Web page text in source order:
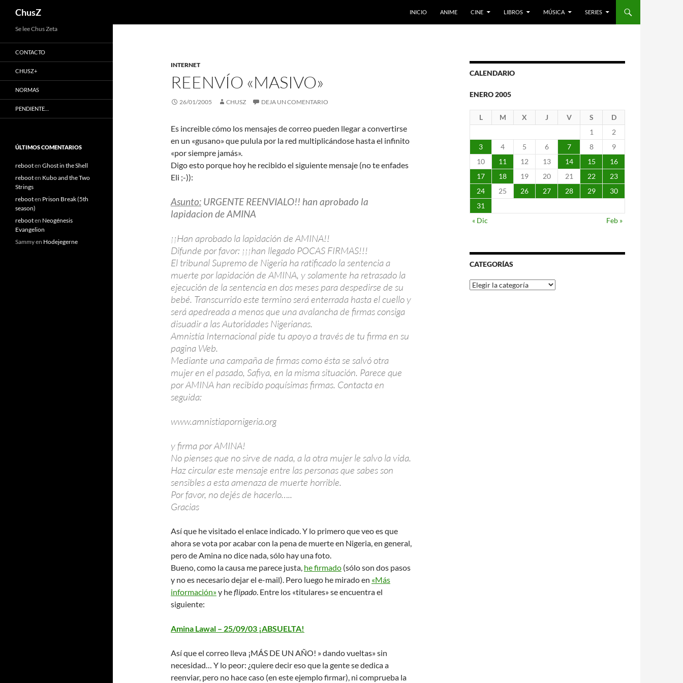
Saltar
al
contenido
ChusZ INICIO ANIME CINE LIBROS MÚSICA SERIES
INTERNET
REENVÍO «MASIVO»
26/01/2005 CHUSZ DEJA UN COMENTARIO
Es increible cómo los mensajes de correo pueden llegar a convertirse
en un «gusano» que pulula por la red multiplicándose hasta el infinito
«por siempre jamás».
Digo esto porque hoy he recibido el siguiente mensaje (no te enfades
Eli ;-)):
Asunto: URGENTE REENVIALO!! han aprobado la
lapidacion de AMINA
¡¡Han aprobado la lapidación de AMINA!!
Difunde por favor: ¡¡¡han llegado POCAS FIRMAS!!!
El tribunal Supremo de Nigeria ha ratificado la sentencia a
muerte por lapidación de AMINA, y solamente ha retrasado la
ejecución de la sentencia en dos meses para despedirse de su
bebé. Transcurrido este termino será enterrada hasta el cuello y
será apedreada a menos que una avalancha de firmas consiga
disuadir a las Autoridades Nigerianas.
Amnistía Internacional pide tu apoyo a través de tu firma en su
pagina Web.
Mediante una campaña de firmas como ésta se salvó otra
mujer en el pasado, Safiya, en la misma situación. Parece que
por AMINA han recibido poquísimas firmas. Contacta en
seguida:
www.amnistiapornigeria.org
y firma por AMINA!
No pienses que no sirve de nada, a la otra mujer le salvo la vida.
Haz circular este mensaje entre las personas que sabes son
sensibles a esta amenaza de muerte horrible.
Por favor, no dejés de hacerlo…..
Gracias
Así que he visitado el enlace indicado. Y lo primero que veo es que
ahora se vota por acabar con la pena de muerte en Nigeria, en general,
pero de Amina no dice nada, sólo hay una foto.
Bueno, como la causa me parece justa, he firmado (sólo son dos pasos
y no es necesario dejar el e-mail). Pero luego he mirado en «Más
información»y heflipado. Entre los «titulares» se encuentra el
siguiente:
Amina Lawal – 25/09/03 ¡ABSUELTA!
Así que el correo lleva ¡MÁS DE UN AÑO! » dando vueltas» sin
necesidad… Y lo peor: ¿quiere decir eso que la gente se dedica a
reenviar, pero no hace caso (en este ejemplo firmar), ni comprueba la
CALENDARIO
ENERO 2005
L M X J V S
D
1
2
3
4 5 6 7 8
9
10
11 12 13 14 15
16
17
18 19 20 21 22
23
24
25 26 27 28 29
30
31
« Dic
Feb »
CATEGORÍAS
Categorías
Se lee Chus Zeta
CONTACTO
CHUSZ+
NORMAS
PENDIENTE…
ÚLTIMOS COMENTARIOS
rebooten Ghost in the Shell
rebooten Kubo and the Two
Strings
rebooten Prison Break (5th
season)
rebooten Neogénesis
Evangelion
Sammyen Hodejegerne